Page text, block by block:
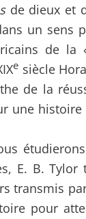
de dieux et
un sens
de
e siècle
de la
une
E. B.
transmis
pour